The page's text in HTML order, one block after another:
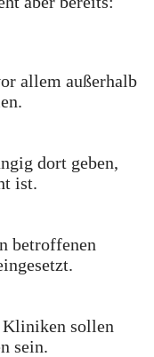
allem außerhalb
dort geben,
ist.
betroffenen
Kliniken sollen
sein.